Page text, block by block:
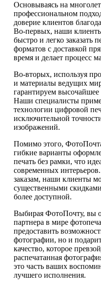
Основываясь на
профессиональном
доверие клиентов
Во-первых, наши
быстро и легко заказать
форматов с доставкой
время и делает процесс
Во-вторых, используя
и материалы ведущих
гарантируем высочайшее
Наши специалисты
технологии цифровой
исключительной
изображений.
Помимо этого,
гибкие варианты
печать без рамки, что
современных
заказам, наши клиенты
существенными
более доступной.
Выбирая ФотоПочту, вы
партнера в мире
предоставить
фотографии, но и
качество, которое
распечатанная
это часть ваших
лучшего исполнения.